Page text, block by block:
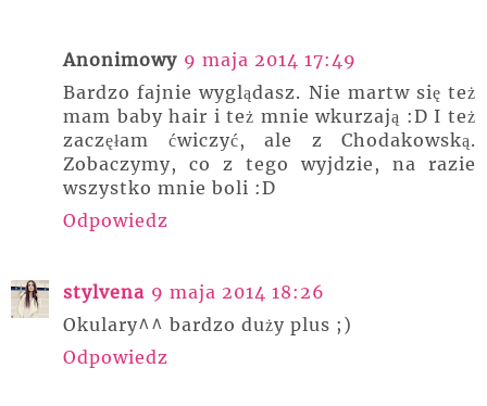
Anonimowy 9 maja 2014 17:49
Bardzo fajnie wyglądasz. Nie martw się też
mam baby hair i też mnie wkurzają :D I też
zaczęłam ćwiczyć, ale z Chodakowską.
Zobaczymy, co z tego wyjdzie, na razie
wszystko mnie boli :D
Odpowiedz
stylvena 9 maja 2014 18:26
Okulary^^ bardzo duży plus ;)
Odpowiedz